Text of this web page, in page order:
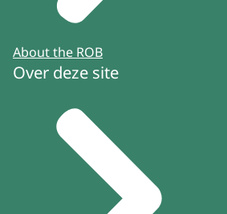
About the ROB
Over deze site